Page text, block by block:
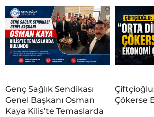
Genç Sağlık Sendikası
Genel Başkanı Osman
Kaya Kilis’te Temaslarda
Çökerse